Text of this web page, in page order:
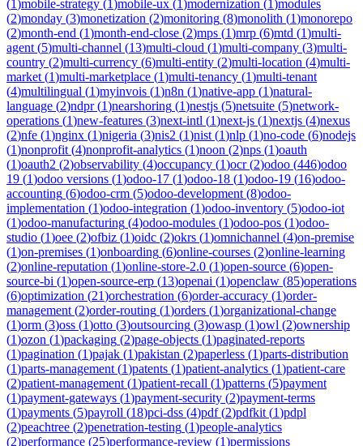
(1)mobile-strategy (1)mobile-ux (1)modernization (1)modules
(2)monday (3)monetization (2)monitoring (8)monolith (1)monorepo
(2)month-end (1)month-end-close (2)mps (1)mrp (6)mtd (1)multi-
agent (5)multi-channel (13)multi-cloud (1)multi-company (3)multi-
country (2)multi-currency (6)multi-entity (2)multi-location (4)multi-
market (1)multi-marketplace (1)multi-tenancy (1)multi-tenant
(4)multilingual (1)myinvois (1)n8n (1)native-app (1)natural-
language (2)ndpr(1)nearshoring (1)nestjs (5)netsuite (5)network-
operations (1)new-features (3)next-intl (1)next-js (1)nextjs (4)nexus
(2)nfe (1)nginx (1)nigeria (3)nis2 (1)nist (1)nlp (1)no-code (6)nodejs
(1)nonprofit (4)nonprofit-analytics (1)noon (2)nps (1)oauth
(1)oauth2 (2)observability (4)occupancy (1)ocr(2)odoo (446)odoo
19 (1)odoo versions (1)odoo-17 (1)odoo-18 (1)odoo-19 (16)odoo-
accounting (6)odoo-crm (5)odoo-development (8)odoo-
implementation (1)odoo-integration (1)odoo-inventory (5)odoo-iot
(1)odoo-manufacturing (4)odoo-modules (1)odoo-pos (1)odoo-
studio (1)oee (2)ofbiz (1)oidc (2)okrs (1)omnichannel (4)on-premise
(1)on-premises (1)onboarding (6)online-courses (2)online-learning
(2)online-reputation (1)online-store-2.0 (1)open-source (6)open-
source-bi (1)open-source-erp (13)openai (1)openclaw (85)operations
(6)optimization (21)orchestration (6)order-accuracy (1)order-
management (2)order-routing (1)orders (1)organizational-change
(1)orm (3)oss (1)otto (3)outsourcing (3)owasp (1)owl (2)ownership
(1)ozon (1)packaging (2)page-objects (1)paginated-reports
(1)pagination (1)pajak (1)pakistan (2)paperless (1)parts-distribution
(1)parts-management (1)patents (1)patient-analytics (1)patient-care
(2)patient-management (1)patient-recall (1)patterns (5)payment
(1)payment-gateways (1)payment-security (2)payment-terms
(1)payments (5)payroll (18)pci-dss (4)pdf(2)pdfkit (1)pdpl
(2)peachtree (2)penetration-testing (1)people-analytics
(2)performance (25)performance-review (1)permissions